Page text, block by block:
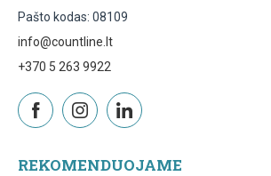
Pašto kodas: 08109
info@countline.lt
+370 5 263 9922
REKOMENDUOJAME